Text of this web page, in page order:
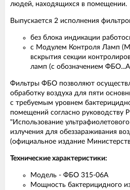
людей, находящихся в помещении.
Выпускается 2 исполнения
без блока индикации
с Модулем Контроля Ламп
вскрытия секции
ламп (с обозначением
Фильтры ФБО позволяют
обработку воздуха для пяти
с требуемым уровнем
помещений согласно руководству
"Использование
излучения для обеззараживания
(официальное издание
Технические характеристики:
Модель - ФБО 315-06А
Мощность бактерицидного